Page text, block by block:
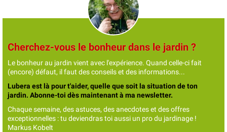
Cherchez-vous le bonheur dans le jardin ?
Le bonheur au jardin vient avec l'expérience. Quand celle-ci fait
(encore) défaut, il faut des conseils et des informations...
Lubera est là pour t'aider, quelle que soit la situation de ton
jardin. Abonne-toi dès maintenant à ma newsletter.
Chaque semaine, des astuces, des anecdotes et des offres
exceptionnelles : tu deviendras toi aussi un pro du jardinage !
Markus Kobelt